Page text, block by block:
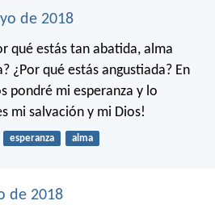
de 2018
qué estás tan abatida, alma
¿Por qué estás angustiada? En
pondré mi esperanza y lo
mi salvación y mi Dios!
esperanza alma
de 2018